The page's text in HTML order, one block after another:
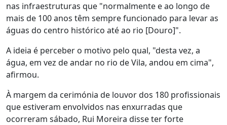
nas infraestruturas que "normalmente e ao longo de
mais de 100 anos têm sempre funcionado para levar as
águas do centro histórico até ao rio [Douro]".
A ideia é perceber o motivo pelo qual, "desta vez, a
água, em vez de andar no rio de Vila, andou em cima",
afirmou.
À margem da cerimónia de louvor dos 180 profissionais
que estiveram envolvidos nas enxurradas que
ocorreram sábado, Rui Moreira disse ter forte